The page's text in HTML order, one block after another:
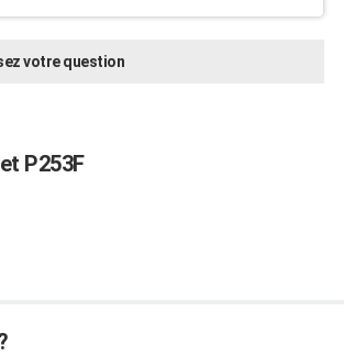
votre question
P253F